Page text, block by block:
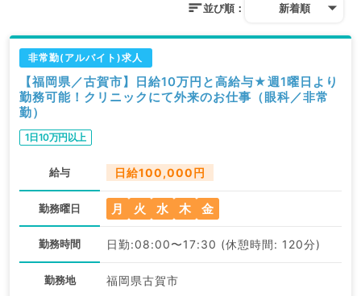
並び順： 新着順
非常勤(アルバイト)求人
【福岡県／古賀市】日給10万円と高給与★週1曜日より
勤務可能！クリニックにて外来のお仕事（眼科／非常
勤）
1日10万円以上
給与 日給100,000円
勤務曜日 月 火 水 木 金
勤務時間 日勤:08:00〜17:30 (休憩時間: 120分)
勤務地 福岡県古賀市